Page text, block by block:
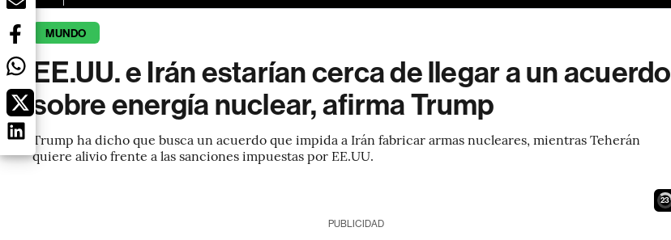
MUNDO
EE.UU. e Irán estarían cerca de llegar a un acuerdo
sobre energía nuclear, afirma Trump
Trump ha dicho que busca un acuerdo que impida a Irán fabricar armas nucleares, mientras Teherán
quiere alivio frente a las sanciones impuestas por EE.UU.
22
PUBLICIDAD